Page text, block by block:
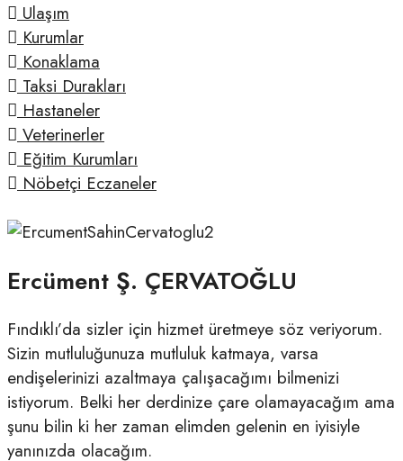
Ulaşım
Kurumlar
Konaklama
Taksi Durakları
Hastaneler
Veterinerler
Eğitim Kurumları
Nöbetçi Eczaneler
Ercüment Ş. ÇERVATOĞLU
Fındıklı’da sizler için hizmet üretmeye söz veriyorum.
Sizin mutluluğunuza mutluluk katmaya, varsa
endişelerinizi azaltmaya çalışacağımı bilmenizi
istiyorum. Belki her derdinize çare olamayacağım ama
şunu bilin ki her zaman elimden gelenin en iyisiyle
yanınızda olacağım.